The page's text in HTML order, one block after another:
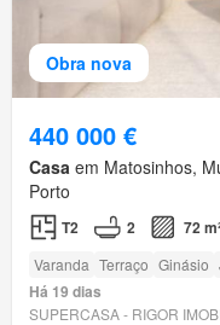
Obra nova
440 000 €
Casa em Matosinhos,
Porto
T2 2 72
Varanda Terraço Ginásio
Há 19 dias
SUPERCASA - RIGOR